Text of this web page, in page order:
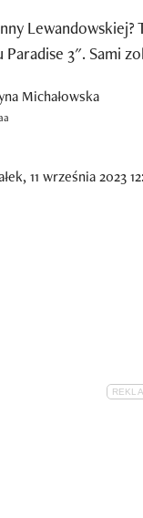
3". Sami
11 września 2023